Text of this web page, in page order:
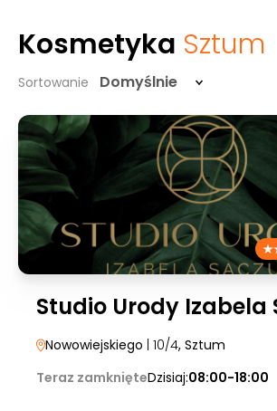
Kosmetyka Sztum
Sortowanie Domyślnie
Studio Urody Izabela
Nowowiejskiego | 10/4, Sztum
Teraz zamknięteDzisiaj:08:00-18:00